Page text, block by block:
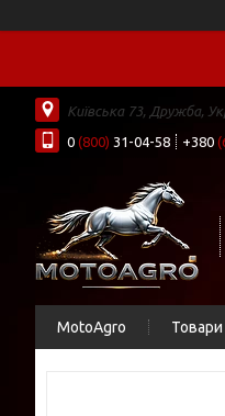
Київська 73, Дружба,
0 (800) 31-04-58 +380
MotoAgro Товари